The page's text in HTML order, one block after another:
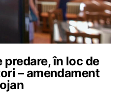
predare, în loc de
– amendament